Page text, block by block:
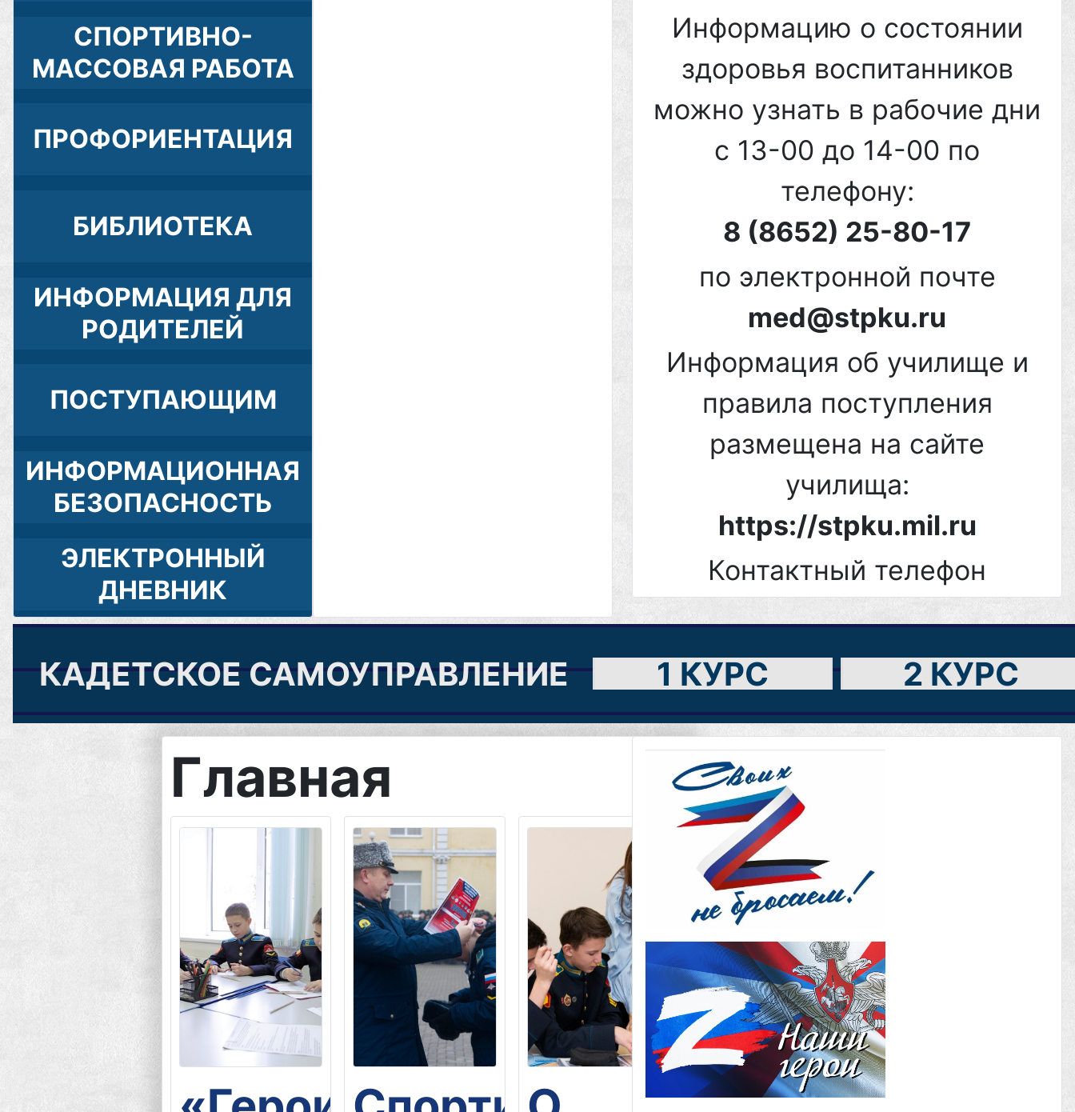
СПОРТИВНО-
МАССОВАЯ РАБОТА
ПРОФОРИЕНТАЦИЯ
БИБЛИОТЕКА
ИНФОРМАЦИЯ ДЛЯ
РОДИТЕЛЕЙ
ПОСТУПАЮЩИМ
ИНФОРМАЦИОННАЯ
БЕЗОПАСНОСТЬ
ЭЛЕКТРОННЫЙ
ДНЕВНИК
Информацию о состоянии
здоровья воспитанников
можно узнать в рабочие дни
с 13-00 до 14-00 по
телефону:
8 (8652) 25-80-17
по электронной почте
med@stpku.ru
Информация об училище и
правила поступления
размещена на сайте
училища:
https://stpku.mil.ru
Контактный телефон
8 (8652) 258-006
КАДЕТСКОЕ САМОУПРАВЛЕНИЕ 1 КУРС 2 КУРС
Главная